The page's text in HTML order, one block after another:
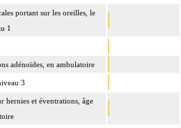
portant sur les oreilles, le
1
adénoïdes, en ambulatoire
3
hernies et éventrations, âge